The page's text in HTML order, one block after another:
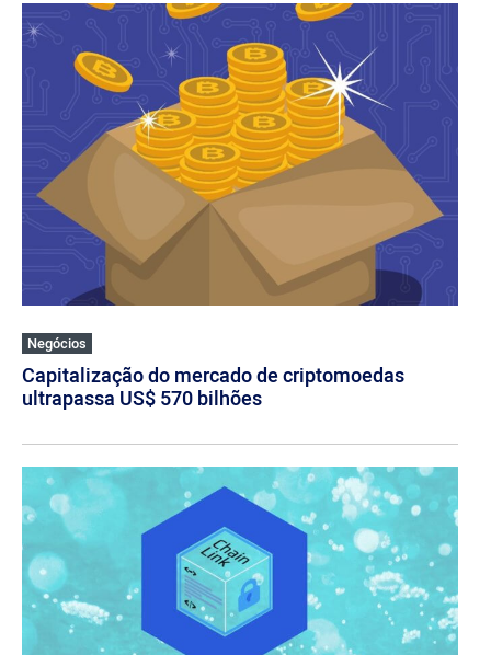
Negócios
Capitalização do mercado de criptomoedas
ultrapassa US$ 570 bilhões